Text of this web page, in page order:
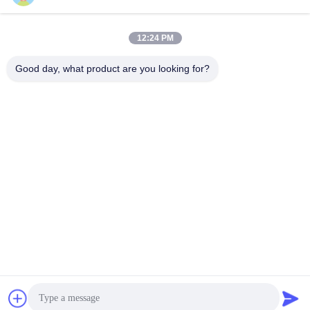
12:24 PM
Good day, what product are you looking for?